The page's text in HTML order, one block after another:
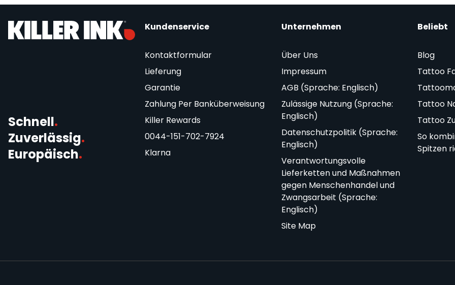
Schnell.
Zuverlässig.
Europäisch.
Kundenservice
Kontaktformular
Lieferung
Garantie
Zahlung Per Banküberweisung
Killer Rewards
0044-151-702-7924
Klarna
Unternehmen
Über Uns
Impressum
AGB (Sprache: Englisch)
Zulässige Nutzung (Sprache:
Englisch)
Datenschutzpolitik (Sprache:
Englisch)
Verantwortungsvolle
Lieferketten und Maßnahmen
gegen Menschenhandel und
Zwangsarbeit (Sprache:
Englisch)
Site Map
Beliebt
Blog
Tattoo
Tattoo
Tattoo
So
Spitzen